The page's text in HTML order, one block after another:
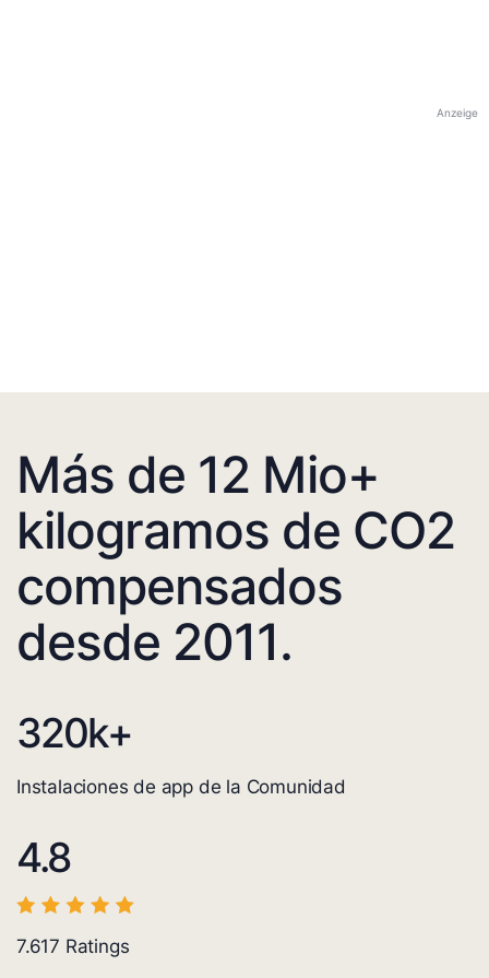
Anzeige
Más de 12 Mio+
kilogramos de CO2
compensados
desde 2011.
320k+
Instalaciones de app de la Comunidad
4.8
7.617 Ratings